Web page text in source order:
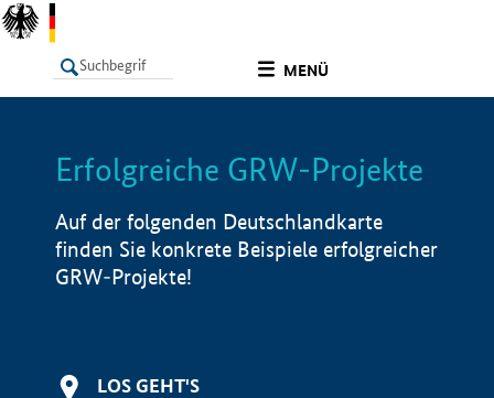
MENÜ
LISTE Info
Erfolgreiche GRW-Projekte
Auf der folgenden Deutschlandkarte
finden Sie konkrete Beispiele erfolgreicher
GRW-Projekte!
LOS GEHT'S